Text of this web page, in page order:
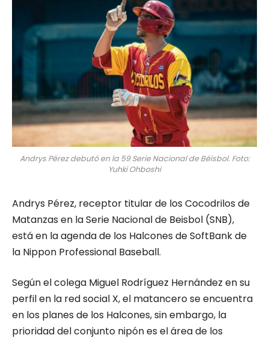
Andrys Pérez debutó en la 59 Serie Nacional de Béisbol. Foto:
Yuhki Ohboshi
Andrys Pérez, receptor titular de los Cocodrilos de
Matanzas en la Serie Nacional de Beisbol (SNB),
está en la agenda de los Halcones de SoftBank de
la Nippon Professional Baseball.
Según el colega Miguel Rodríguez Hernández en su
perfil en la red social X, el matancero se encuentra
en los planes de los Halcones, sin embargo, la
prioridad del conjunto nipón es el área de los